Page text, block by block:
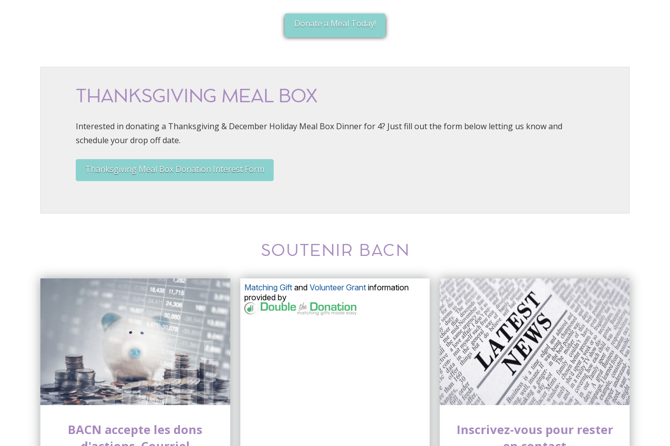
Donate a Meal Today!
THANKSGIVING MEAL BOX
Interested in donating a Thanksgiving & December Holiday Meal Box Dinner for 4? Just fill out the form below letting us know and
schedule your drop off date.
Thanksgiving Meal Box Donation Interest Form
SOUTENIR BACN
BACN accepte les dons
Inscrivez-vous pour rester